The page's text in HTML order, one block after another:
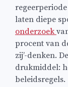
laten diepe
onderzoek
procent van
zij’-denken.
drukmiddel:
beleidsregels.